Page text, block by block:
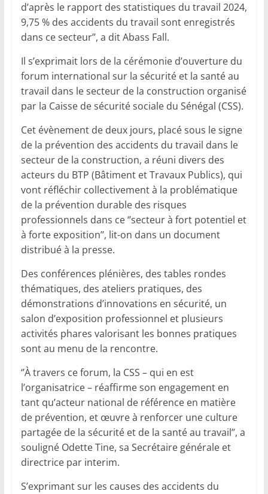
d’après le rapport des statistiques du travail 2024,
9,75 % des accidents du travail sont enregistrés
dans ce secteur’’, a dit Abass Fall.
Il s’exprimait lors de la cérémonie d’ouverture du
forum international sur la sécurité et la santé au
travail dans le secteur de la construction organisé
par la Caisse de sécurité sociale du Sénégal (CSS).
Cet évènement de deux jours, placé sous le signe
de la prévention des accidents du travail dans le
secteur de la construction, a réuni divers des
acteurs du BTP (Bâtiment et Travaux Publics), qui
vont réfléchir collectivement à la problématique
de la prévention durable des risques
professionnels dans ce ‘’secteur à fort potentiel et
à forte exposition’’, lit-on dans un document
distribué à la presse.
Des conférences plénières, des tables rondes
thématiques, des ateliers pratiques, des
démonstrations d’innovations en sécurité, un
salon d’exposition professionnel et plusieurs
activités phares valorisant les bonnes pratiques
sont au menu de la rencontre.
‘’À travers ce forum, la CSS – qui en est
l’organisatrice – réaffirme son engagement en
tant qu’acteur national de référence en matière
de prévention, et œuvre à renforcer une culture
partagée de la sécurité et de la santé au travail’’, a
souligné Odette Tine, sa Secrétaire générale et
directrice par interim.
S’exprimant sur les causes des accidents du